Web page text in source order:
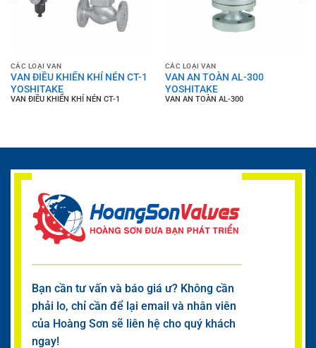
CÁC LOẠI VAN
VAN ĐIỀU KHIỂN KHÍ NÉN CT-1
YOSHITAKE
VAN ĐIỀU KHIỂN KHÍ NÉN CT-1
CÁC LOẠI VAN
VAN AN TOÀN AL-300
YOSHITAKE
VAN AN TOÀN AL-300
Bạn cần tư vấn và báo giá ư? Không cần
phải lo, chỉ cần để lại email và nhân viên
của Hoàng Sơn sẽ liên hệ cho quý khách
ngay!